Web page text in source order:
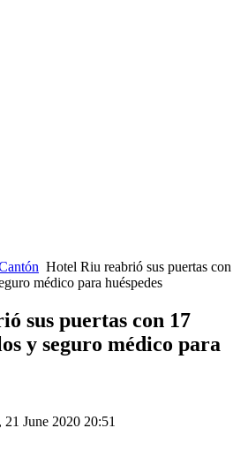
Hotel Riu reabrió sus puertas con
médico para huéspedes
sus puertas con 17
y seguro médico para
June 2020 20:51